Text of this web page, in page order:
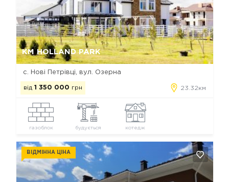
КМ HOLLAND PARK
с. Нові Петрівці, вул. Озерна
від 1 350 000 грн 23.32км
газоблок будується котедж
Так, видалити Відміна
ВІДМІННА ЦІНА